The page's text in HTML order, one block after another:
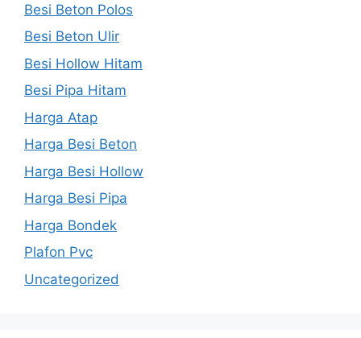
Besi Beton Polos
Besi Beton Ulir
Besi Hollow Hitam
Besi Pipa Hitam
Harga Atap
Harga Besi Beton
Harga Besi Hollow
Harga Besi Pipa
Harga Bondek
Plafon Pvc
Uncategorized